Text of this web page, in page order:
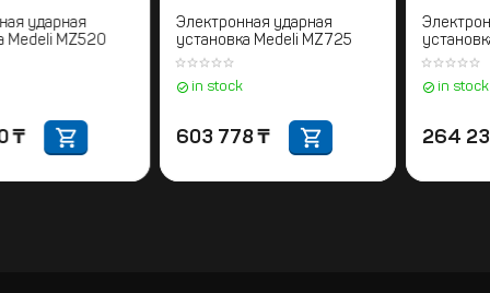
ударная
Medeli MZ520
450
Электронная ударная
установка Medeli MZ725
603 778